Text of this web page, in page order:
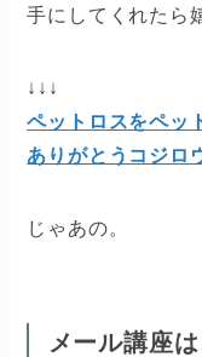
手にしてくれたら
↓↓↓
ペットロスをペッ
ありがとうコジロ
じゃあの。
メール講座